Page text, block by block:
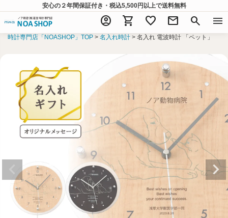
安心の２年間保証付き・税込5,500円以上で送料無料
account_circle shopping_cart favorite mail search menu
時計専門店「NOASHOP」TOP 名入れ時計 名入れ 電波時計 「ペット」